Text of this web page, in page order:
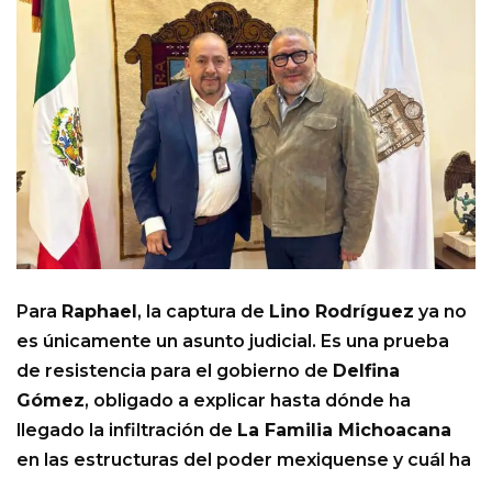
Para Raphael, la captura de Lino Rodríguez ya no
es únicamente un asunto judicial. Es una prueba
de resistencia para el gobierno de Delfina
Gómez, obligado a explicar hasta dónde ha
llegado la infiltración de La Familia Michoacana
en las estructuras del poder mexiquense y cuál ha